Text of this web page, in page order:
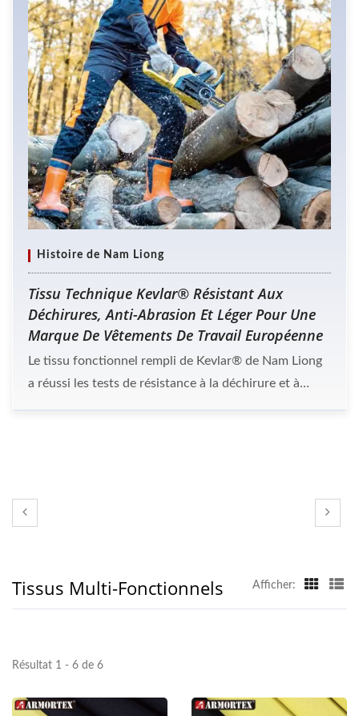
Histoire de Nam Liong
Tissu Technique Kevlar® Résistant Aux
Déchirures, Anti-Abrasion Et Léger Pour Une
Marque De Vêtements De Travail Européenne
Le tissu fonctionnel rempli de Kevlar® de Nam Liong
a réussi les tests de résistance à la déchirure et à
Tissus Multi-Fonctionnels Afficher:
Résultat 1 - 6 de 6